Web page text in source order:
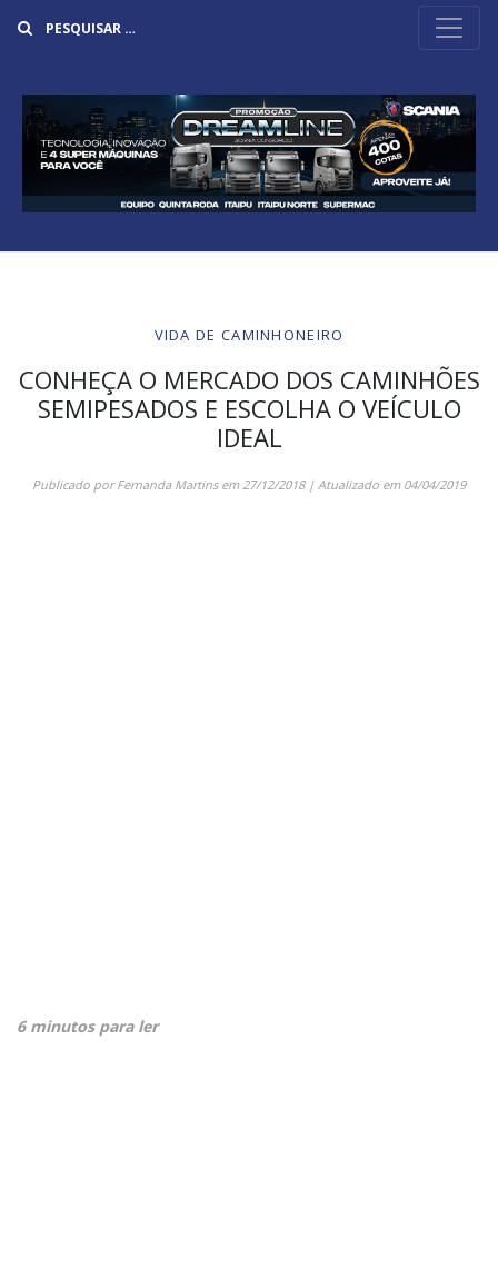
VIDA DE CAMINHONEIRO
CONHEÇA O MERCADO DOS CAMINHÕES
SEMIPESADOS E ESCOLHA O VEÍCULO
IDEAL
Publicado porFernanda Martinsem27/12/2018| Atualizado em 04/04/2019
6 minutos para ler